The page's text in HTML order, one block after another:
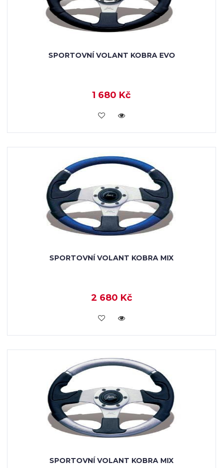
SPORTOVNÍ VOLANT KOBRA EVO
1 680 Kč
KOUPIT
SPORTOVNÍ VOLANT KOBRA MIX
2 680 Kč
KOUPIT
SPORTOVNÍ VOLANT KOBRA MIX